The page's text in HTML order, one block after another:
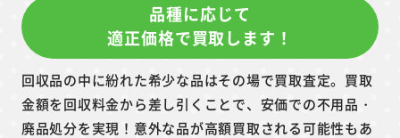
品種に応じて
適正価格で買取します！
回収品の中に紛れた希少な品はその場で買取査定。買取
金額を回収料金から差し引くことで、安価での不用品・
廃品処分を実現！意外な品が高額買取される可能性もあ